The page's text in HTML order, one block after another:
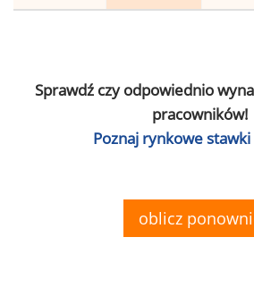
Sprawdź czy odpowiednio
pracowników!
Poznaj rynkowe stawki
oblicz